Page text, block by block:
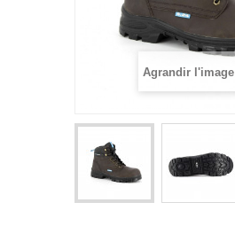
Agrandir l'image